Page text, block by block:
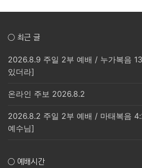
○ 최근 글
2026.8.9 주일 2부 예배 / 누가복음
있더라]
온라인 주보 2026.8.2
2026.8.2 주일 2부 예배 / 마태복음
예수님]
○ 예배시간